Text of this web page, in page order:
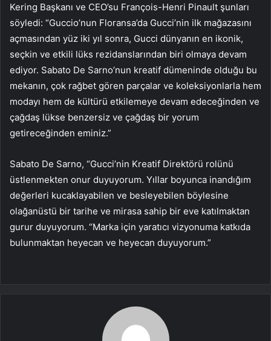
Kering Başkanı ve CEO’su François-Henri Pinault şunları
söyledi: “Guccio’nun Floransa’da Gucci’nin ilk mağazasını
açmasından yüz iki yıl sonra, Gucci dünyanın en ikonik,
seçkin ve etkili lüks rezidanslarından biri olmaya devam
ediyor. Sabato De Sarno’nun kreatif dümeninde olduğu bu
mekanın, çok rağbet gören parçalar ve koleksiyonlarla hem
modayı hem de kültürü etkilemeye devam edeceğinden ve
çağdaş lükse benzersiz ve çağdaş bir yorum
getireceğinden eminiz.”
Sabato De Sarno, “Gucci’nin Kreatif Direktörü rolünü
üstlenmekten onur duyuyorum. Yıllar boyunca inandığım
değerleri kucaklayabilen ve besleyebilen böylesine
olağanüstü bir tarihe ve mirasa sahip bir eve katılmaktan
gurur duyuyorum. “Marka için yaratıcı vizyonuma katkıda
bulunmaktan heyecan ve heyecan duyuyorum.”